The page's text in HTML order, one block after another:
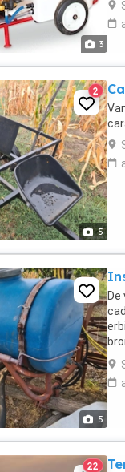
3
5
2
5
22